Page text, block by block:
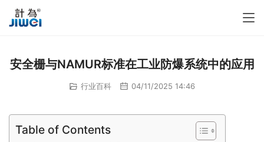
安全栅与NAMUR标准在工业防爆系统中的应用
行业百科 04/11/2025 14:46
Table of Contents